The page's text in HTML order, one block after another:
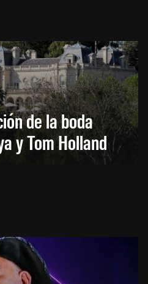
de la boda
y Tom Holland